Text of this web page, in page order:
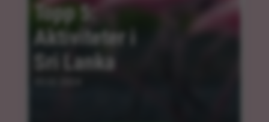
Topp 5:
Aktiviteter i
Sri Lanka